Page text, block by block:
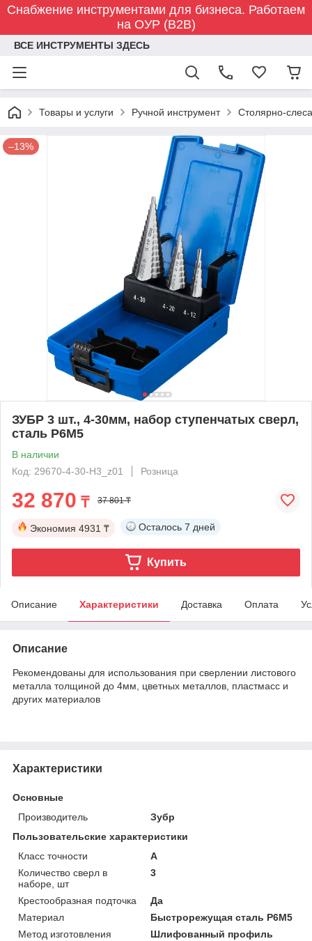
Снабжение инструментами для бизнеса. Работаем
на ОУР (B2B)
ВСЕ ИНСТРУМЕНТЫ ЗДЕСЬ
Товары и услуги Ручной инструмент Столярно-
–13%
ЗУБР 3 шт., 4-30мм, набор ступенчатых сверл,
сталь Р6М5
В наличии
Код: 29670-4-30-H3_z01
Розница
32 870 ₸ 37 801 ₸
Экономия 4931 ₸ Осталось 7 дней
Купить
Описание Характеристики Доставка Оплата
Описание
Рекомендованы для использования при сверлении листового
металла толщиной до 4мм, цветных металлов, пластмасс и
других материалов
Характеристики
Основные
Производитель
Зубр
Пользовательские характеристики
Класс точности
А
Количество сверл в
наборе, шт
3
Крестообразная подточка
Да
Материал
Быстрорежущая сталь Р6М5
Метод изготовления
Шлифованный профиль